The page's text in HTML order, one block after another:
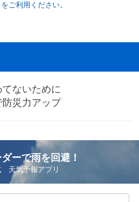
ご利用ください。
ないために
災力アップ
ーで雨を回避！
天気予報アプリ